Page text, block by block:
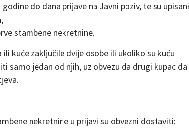
do dana prijave na Javni poziv, te su upisani
stambene nekretnine.
kuće zaključile dvije osobe ili ukoliko su kuću
samo jedan od njih, uz obvezu da drugi kupac da
nekretnine u prijavi su obvezni dostaviti: